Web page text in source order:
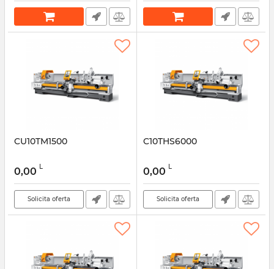
CU10TM1500
0,00 L
Solicita oferta
C10THS6000
0,00 L
Solicita oferta